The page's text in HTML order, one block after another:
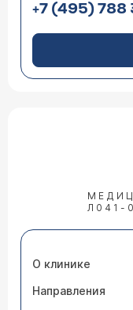
+7 (495) 788
Л041-
О клинике
Направления